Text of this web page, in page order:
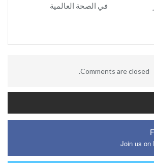
في الصحة العالمية
Comments are closed.
Join us on